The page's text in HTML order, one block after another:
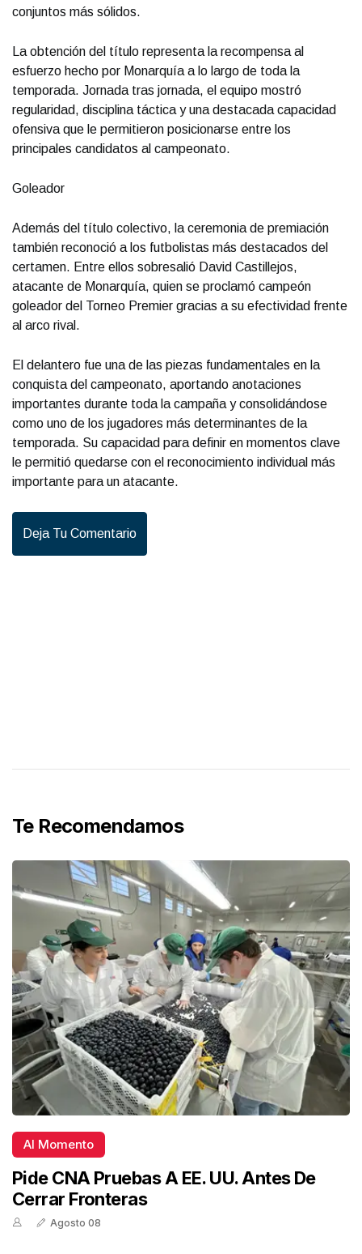
conjuntos más sólidos.
La obtención del título representa la recompensa al
esfuerzo hecho por Monarquía a lo largo de toda la
temporada. Jornada tras jornada, el equipo mostró
regularidad, disciplina táctica y una destacada capacidad
ofensiva que le permitieron posicionarse entre los
principales candidatos al campeonato.
Goleador
Además del título colectivo, la ceremonia de premiación
también reconoció a los futbolistas más destacados del
certamen. Entre ellos sobresalió David Castillejos,
atacante de Monarquía, quien se proclamó campeón
goleador del Torneo Premier gracias a su efectividad frente
al arco rival.
El delantero fue una de las piezas fundamentales en la
conquista del campeonato, aportando anotaciones
importantes durante toda la campaña y consolidándose
como uno de los jugadores más determinantes de la
temporada. Su capacidad para definir en momentos clave
le permitió quedarse con el reconocimiento individual más
importante para un atacante.
Deja Tu Comentario
Te Recomendamos
Al Momento
Pide CNA Pruebas A EE. UU. Antes De
Cerrar Fronteras
Agosto 08